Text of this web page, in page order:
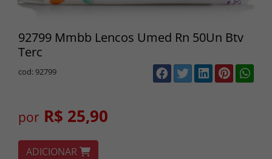
92799 Mmbb Lencos Umed Rn 50Un Btv
Terc
cod: 92799
por R$ 25,90
ADICIONAR